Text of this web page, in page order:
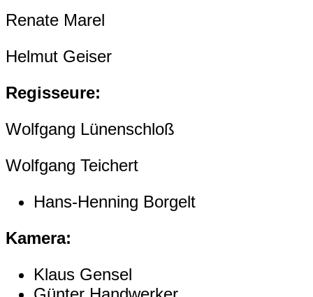
Renate Marel
Helmut Geiser
Regisseure:
Wolfgang Lünenschloß
Wolfgang Teichert
Hans-Henning Borgelt
Kamera:
Klaus Gensel